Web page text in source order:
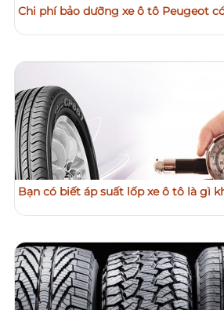
Chi phí bảo dưỡng xe ô tô Peugeot
Bạn có biết áp suất lốp xe ô tô là gì